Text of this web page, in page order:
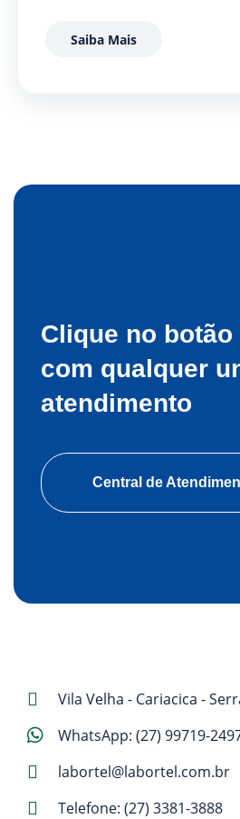
Saiba Mais
Clique no
com qualquer
atendimento
Central de
Vila Velha - Cariacica -
WhatsApp: (27) 99719-
labortel@labortel.com.br
Telefone: (27) 3381-3888